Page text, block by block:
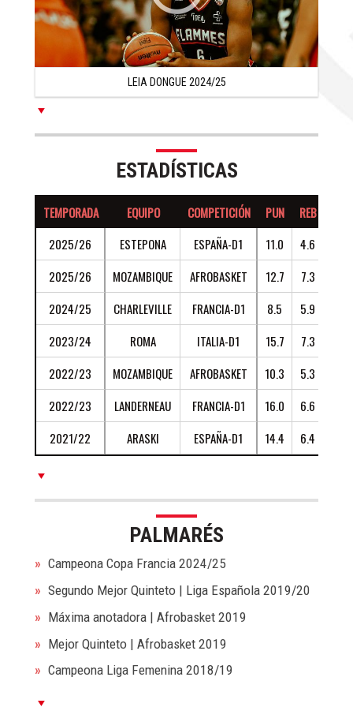
Mejor Quinteto de la misma competición.
Llegado Marzo de 2016, Leia Dongue tuvo su primera
+17.2 valoración en 22 minutos por partido y
ascendiendo a su equipo a la Liga Femenina con 25
puntos y 10 rebotes en el partido definitivo.
Mejor Quinteto de la Copa de Campeones de África tras
promediar 15.7 puntos y 5.7 rebotes en 22 minutos por
partido con un 64% en tiros de campo.
Con su selección, Leia Dongue llegó hasta las Semifinales
Quinteto tras promediar 16.9 puntos y 7.6 rebotes por
partido.
En enero de 2018, Leia Dongue firmó en España con el
Gernika y promedió 11.4 puntos y 4.9 rebotes en 19
minutos por partido, destacando ante Sedis (22 puntos
en 25 minutos), Girona (21 puntos en 26 minutos) y Ferrol
(20 puntos y 10 rebotes).
Leia Dongue firmó en Hungría con Cegled en la
temporada 2018/19 y promedió 15.4 puntos y 6.6
rebotes en 24 minutos por partido en Liga Húngara
(60%T2 40% T3) y 15.7 puntos y 5.8 rebotes en 28
minutos por partido en Eurocup.
En enero de 2019, Leia Dongue firmó en España con el
Uni Girona y ganó la Liga tras promediar 7.3 puntos y 5.6
rebotes en 16 minutos por partido con un 59% en tiros
LEIA DONGUE 2024/25
ESTADÍSTICAS
TEMPORADA EQUIPO COMPETICIÓN PUN REB
2025/26
ESTEPONA ESPAÑA-D1 11.0 4.6
2025/26
MOZAMBIQUE AFROBASKET 12.7 7.3
2024/25
CHARLEVILLE FRANCIA-D1 8.5 5.9
2023/24
ROMA ITALIA-D1 15.7 7.3
2022/23
MOZAMBIQUE AFROBASKET 10.3 5.3
2022/23
LANDERNEAU FRANCIA-D1 16.0 6.6
2021/22
ARASKI ESPAÑA-D1 14.4 6.4
PALMARÉS
Campeona Copa Francia 2024/25
Segundo Mejor Quinteto | Liga Española 2019/20
Máxima anotadora | Afrobasket 2019
Mejor Quinteto | Afrobasket 2019
Campeona Liga Femenina 2018/19